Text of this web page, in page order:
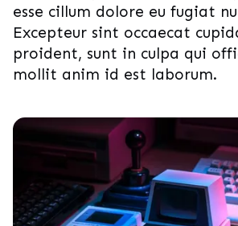
esse cillum dolore eu fugiat
Excepteur sint occaecat
proident, sunt in culpa qui
mollit anim id est laborum.